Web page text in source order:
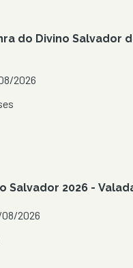
do Divino Salvador
2026
Salvador 2026 -
2026